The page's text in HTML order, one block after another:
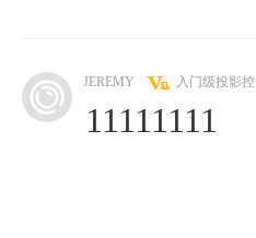
JEREMY 入门级投影控
11111111